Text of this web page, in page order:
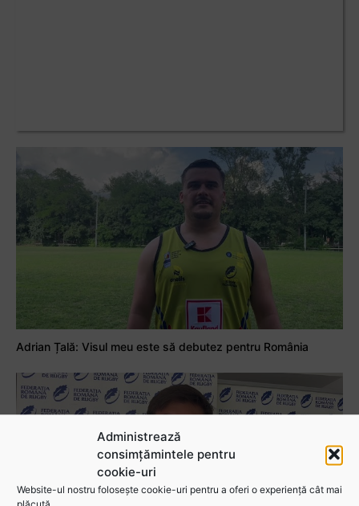
Administrează
consimțămintele pentru
cookie-uri
Website-ul nostru folosește cookie-uri pentru a oferi o experiență cât mai
plăcută.
Adrian Țală: Visul meu este să debutez pentru România